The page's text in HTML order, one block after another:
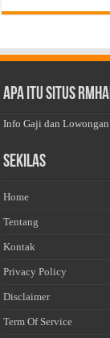
Apa Itu Situs
Info Gaji dan
Sekilas
Home
Tentang
Kontak
Privacy Policy
Disclaimer
Term Of Service